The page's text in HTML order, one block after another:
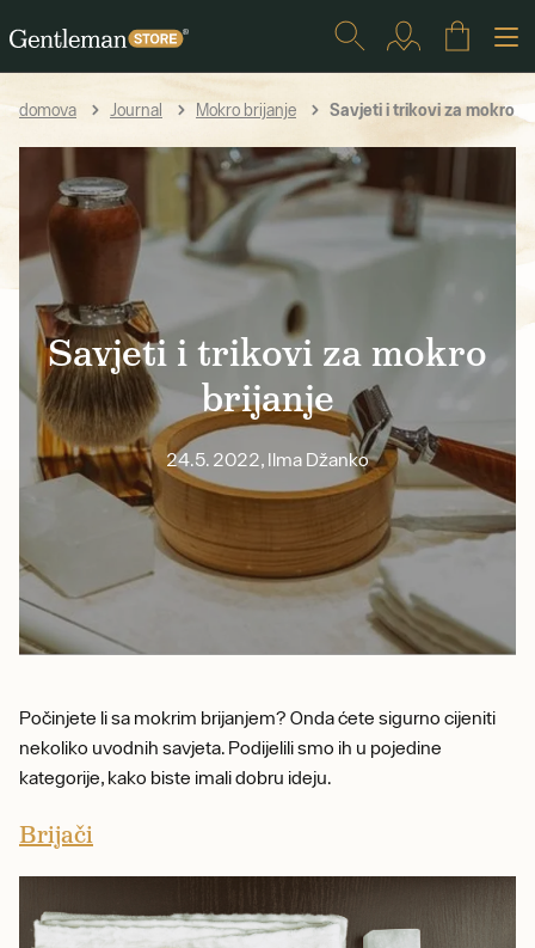
domova Journal Mokro brijanje Savjeti i trikovi za mokro
Savjeti i trikovi za mokro
brijanje
24.5. 2022, Ilma Džanko
Počinjete li sa mokrim brijanjem? Onda ćete sigurno cijeniti
nekoliko uvodnih savjeta. Podijelili smo ih u pojedine
kategorije, kako biste imali dobru ideju.
Brijači